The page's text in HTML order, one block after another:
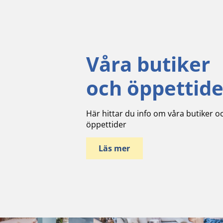
Våra butiker
och
Här hittar du info om våra butiker
öppettider
Läs mer